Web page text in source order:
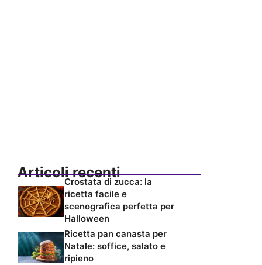
Articoli recenti
Crostata di zucca: la
ricetta facile e
scenografica perfetta per
Halloween
Ricetta pan canasta per
Natale: soffice, salato e
ripieno